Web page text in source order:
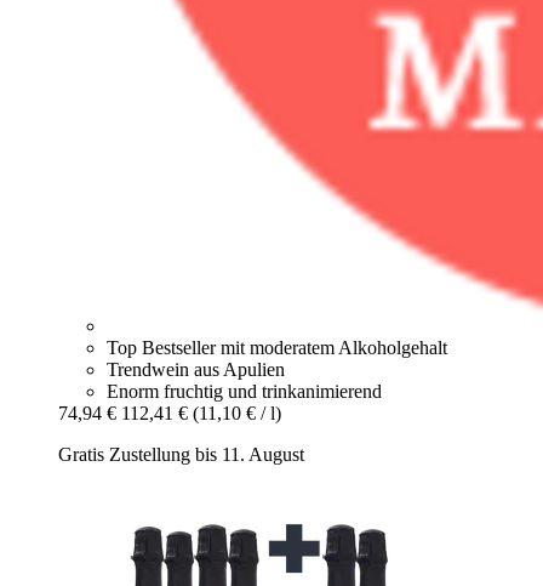
Top Bestseller mit moderatem Alkoholgehalt
Trendwein aus Apulien
Enorm fruchtig und trinkanimierend
74,94 € 112,41 € (11,10 € / l)
Gratis Zustellung bis 11. August